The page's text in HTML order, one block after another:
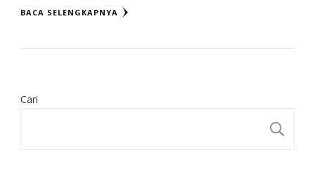
BACA SELENGKAPNYA
Cari